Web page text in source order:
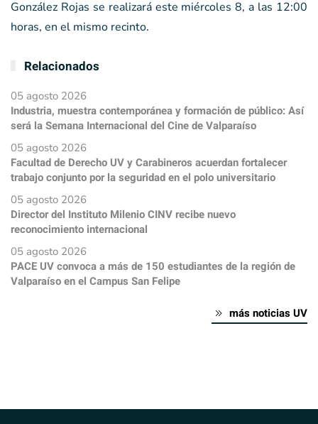
González Rojas se realizará este miércoles 8, a las 12:00
horas, en el mismo recinto.
Relacionados
05 agosto 2026
Industria, muestra contemporánea y formación de público: Así
será la Semana Internacional del Cine de Valparaíso
05 agosto 2026
Facultad de Derecho UV y Carabineros acuerdan fortalecer
trabajo conjunto por la seguridad en el polo universitario
05 agosto 2026
Director del Instituto Milenio CINV recibe nuevo
reconocimiento internacional
05 agosto 2026
PACE UV convoca a más de 150 estudiantes de la región de
Valparaíso en el Campus San Felipe
más noticias UV